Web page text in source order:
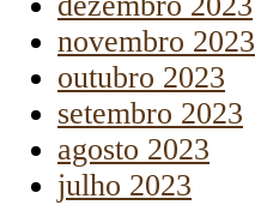
novembro 2023
outubro 2023
setembro 2023
agosto 2023
julho 2023